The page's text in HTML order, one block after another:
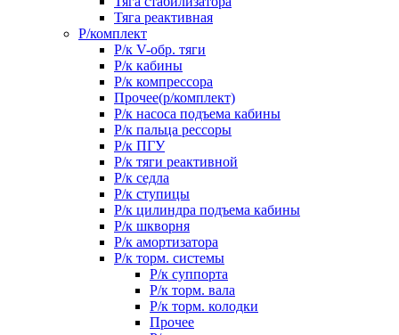
Тяга реактивная
Р/комплект
Р/к V-обр. тяги
Р/к кабины
Р/к компрессора
Прочее(р/комплект)
Р/к насоса подъема кабины
Р/к пальца рессоры
Р/к ПГУ
Р/к тяги реактивной
Р/к седла
Р/к ступицы
Р/к цилиндра подъема кабины
Р/к шкворня
Р/к амортизатора
Р/к торм. системы
Р/к суппорта
Р/к торм. вала
Р/к торм. колодки
Прочее